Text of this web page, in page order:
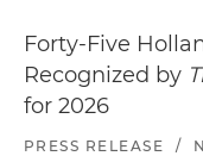
Forty-Five
Recognized by
for 2026
PRESS RELEASE /